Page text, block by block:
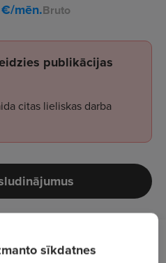
mēn.Bruto
publikācijas
citas lieliskas darba
sīkdatnes